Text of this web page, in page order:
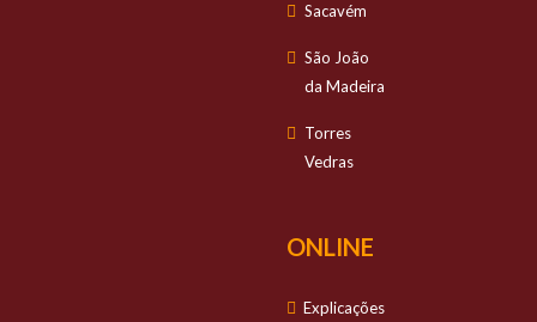
Sacavém
São João
da Madeira
Torres
Vedras
ONLINE
Explicações